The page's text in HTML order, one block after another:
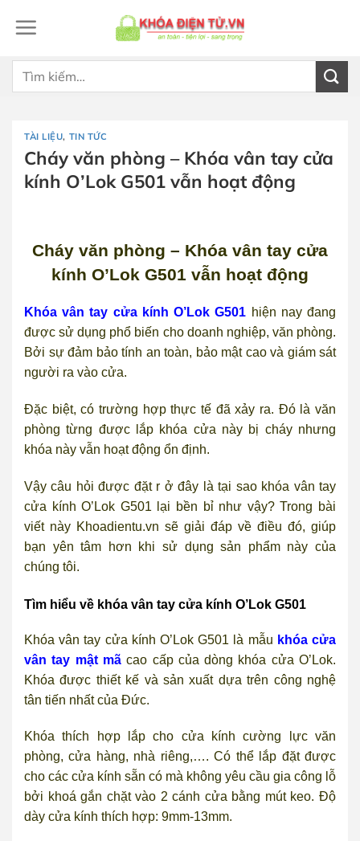
qua
dung
Tìm
TÀI LIỆU, TIN TỨC
Cháy văn phòng – Khóa vân tay cửa
kính O’Lok G501 vẫn hoạt động
Cháy văn phòng – Khóa vân tay cửa
kính O’Lok G501 vẫn hoạt động
Khóa vân tay cửa kính O’Lok G501 hiện nay đang
được sử dụng phổ biến cho doanh nghiệp, văn phòng.
Bởi sự đảm bảo tính an toàn, bảo mật cao và giám sát
người ra vào cửa.
Đặc biệt, có trường hợp thực tế đã xảy ra. Đó là văn
phòng từng được lắp khóa cửa này bị cháy nhưng
khóa này vẫn hoạt động ổn định.
Vậy câu hỏi được đặt r ở đây là tại sao khóa vân tay
cửa kính O’Lok G501 lại bền bỉ như vậy? Trong bài
viết này Khoadientu.vn sẽ giải đáp về điều đó, giúp
bạn yên tâm hơn khi sử dụng sản phẩm này của
chúng tôi.
Tìm hiểu về khóa vân tay cửa kính O’Lok G501
Khóa vân tay cửa kính O’Lok G501 là mẫu khóa cửa
vân tay mật mã cao cấp của dòng khóa cửa O’Lok.
Khóa được thiết kế và sản xuất dựa trên công nghệ
tân tiến nhất của Đức.
Khóa thích hợp lắp cho cửa kính cường lực văn
phòng, cửa hàng, nhà riêng,…. Có thể lắp đặt được
cho các cửa kính sẵn có mà không yêu cầu gia công lỗ
bởi khoá gắn chặt vào 2 cánh cửa bằng mút keo. Độ
dày cửa kính thích hợp: 9mm-13mm.